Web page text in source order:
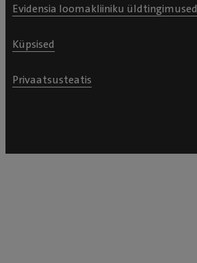
Evidensia loomakliiniku üldtingimused
Küpsised
Privaatsusteatis